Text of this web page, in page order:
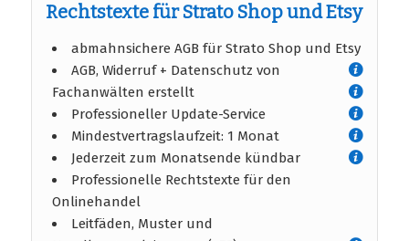
Rechtstexte für Strato Shop und Etsy
abmahnsichere AGB für Strato Shop und Etsy
AGB, Widerruf + Datenschutz von
Fachanwälten erstellt
Professioneller Update-Service
Mindestvertragslaufzeit: 1 Monat
Jederzeit zum Monatsende kündbar
Professionelle Rechtstexte für den
Onlinehandel
Leitfäden, Muster und